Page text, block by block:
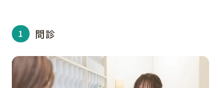
問診